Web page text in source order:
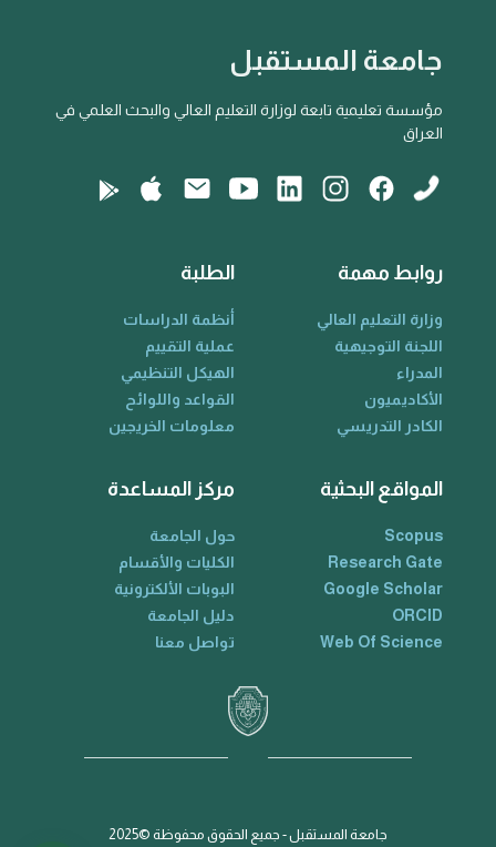
جامعة المستقبل
مؤسسة تعليمية تابعة لوزارة التعليم العالي والبحث العلمي في
العراق
روابط مهمة
وزارة التعليم العالي
اللجنة التوجيهية
المدراء
الأكاديميون
الكادر التدريسي
الطلبة
أنظمة الدراسات
عملية التقييم
الهيكل التنظيمي
القواعد واللوائح
معلومات الخريجين
المواقع البحثية
Scopus
Research Gate
Google Scholar
ORCID
Web Of Science
مركز المساعدة
حول الجامعة
الكليات والأقسام
البوبات الألكترونية
دليل الجامعة
تواصل معنا
جامعة المستقبل - جميع الحقوق محفوظة ©2025